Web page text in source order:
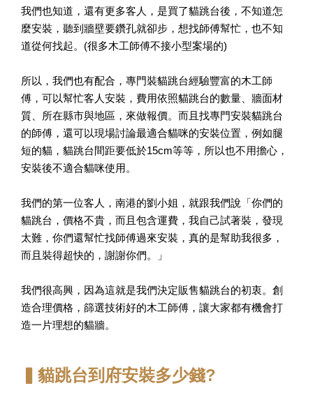
我們也知道，還有更多客人，是買了貓跳台後，不知道怎
麼安裝，聽到牆壁要鑽孔就卻步，想找師傅幫忙，也不知
道從何找起。(很多木工師傅不接小型案場的)
所以，我們也有配合，專門裝貓跳台經驗豐富的木工師
傅，可以幫忙客人安裝，費用依照貓跳台的數量、牆面材
質、所在縣市與地區，來做報價。而且找專門安裝貓跳台
的師傅，還可以現場討論最適合貓咪的安裝位置，例如腿
短的貓，貓跳台間距要低於15cm等等，所以也不用擔心，
安裝後不適合貓咪使用。
我們的第一位客人，南港的劉小姐，就跟我們說「你們的
貓跳台，價格不貴，而且包含運費，我自己試著裝，發現
太難，你們還幫忙找師傅過來安裝，真的是幫助我很多，
而且裝得超快的，謝謝你們。」
我們很高興，因為這就是我們決定販售貓跳台的初衷。創
造合理價格，篩選技術好的木工師傅，讓大家都有機會打
造一片理想的貓牆。
▍貓跳台到府安裝多少錢?